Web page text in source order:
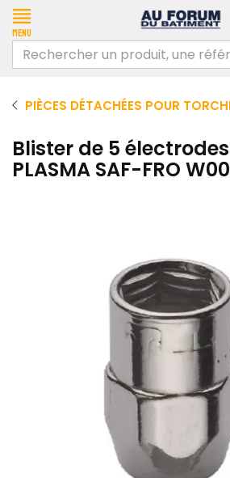
Menu
PIÈCES DÉTACHÉES POUR
Blister de 5
PLASMA SAF-FRO